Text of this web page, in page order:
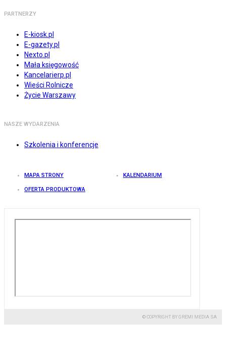
PARTNERZY
E-kiosk.pl
E-gazety.pl
Nexto.pl
Mała księgowość
Kancelarierp.pl
Wieści Rolnicze
Życie Warszawy
NASZE WYDARZENIA
Szkolenia i konferencje
MAPA STRONY KALENDARIUM
OFERTA PRODUKTOWA
© COPYRIGHT BY GREMI MEDIA SA